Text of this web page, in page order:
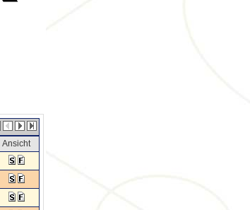
Ansicht